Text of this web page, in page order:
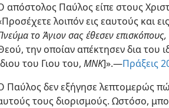
απόστολος Παύλος είπε στους
λοιπόν εις εαυτούς και
το Άγιον σας έθεσεν επισκόπους,
την οποίαν απέκτησεν δια του
του Γιου του, ΜΝΚ]».—Πράξεις
Παύλος δεν εξήγησε λεπτομερώς
τους διορισμούς. Ωστόσο,